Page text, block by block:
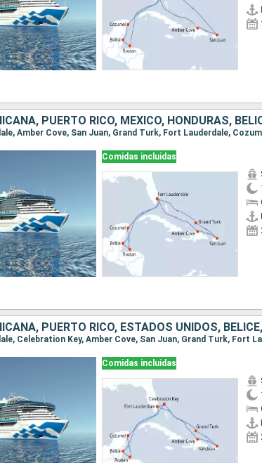
Comidas incluidas
Comidas incluidas